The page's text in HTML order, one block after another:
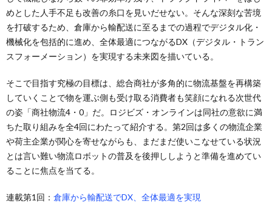
めとした人手不足も改善の糸口を見いだせない。そんな深刻な苦境
を打破するため、倉庫から輸配送に至るまでの過程でデジタル化・
機械化を包括的に進め、全体最適につながるDX（デジタル・トラン
スフォーメーション）を実現する未来図を描いている。
そこで目指す究極の目標は、総合商社が多角的に物流基盤を再構築
していくことで物を運ぶ側も受け取る消費者も笑顔になれる次世代
の姿「商社物流4・0」だ。ロジビズ・オンラインは同社の意欲に満
ちた取り組みを全4回にわたって紹介する。第2回は多くの物流企業
や荷主企業が関心を寄せながらも、まだまだ使いこなせている状況
とは言い難い物流ロボットの普及を後押ししようと準備を進めてい
ることに焦点を当てる。
連載第1回： 倉庫から輸配送でDX、全体最適を実現